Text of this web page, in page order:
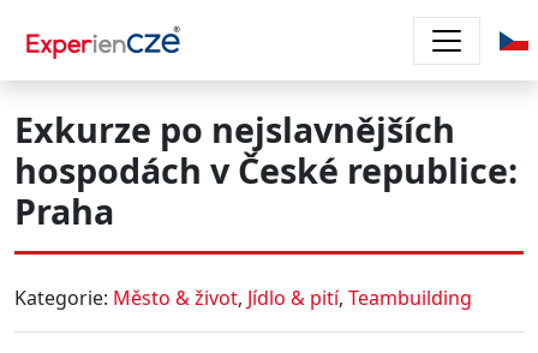
Exkurze po nejslavnějších
hospodách v České republice:
Praha
Kategorie: Město & život, Jídlo & pití, Teambuilding